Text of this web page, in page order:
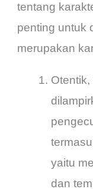
tentang
penting untuk
merupakan
yaitu
dan